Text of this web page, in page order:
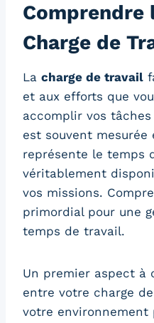
Comprendre
Charge de
La charge de travail
et aux efforts que
accomplir vos
est souvent mesurée
représente le temps
véritablement
vos missions.
primordial pour une
temps de travail.
Un premier aspect à
entre votre charge
votre environnement